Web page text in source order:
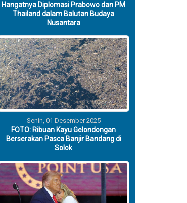
Hangatnya Diplomasi Prabowo dan PM
Thailand dalam Balutan Budaya
Nusantara
Senin, 01 Desember 2025
FOTO: Ribuan Kayu Gelondongan
Berserakan Pasca Banjir Bandang di
Solok